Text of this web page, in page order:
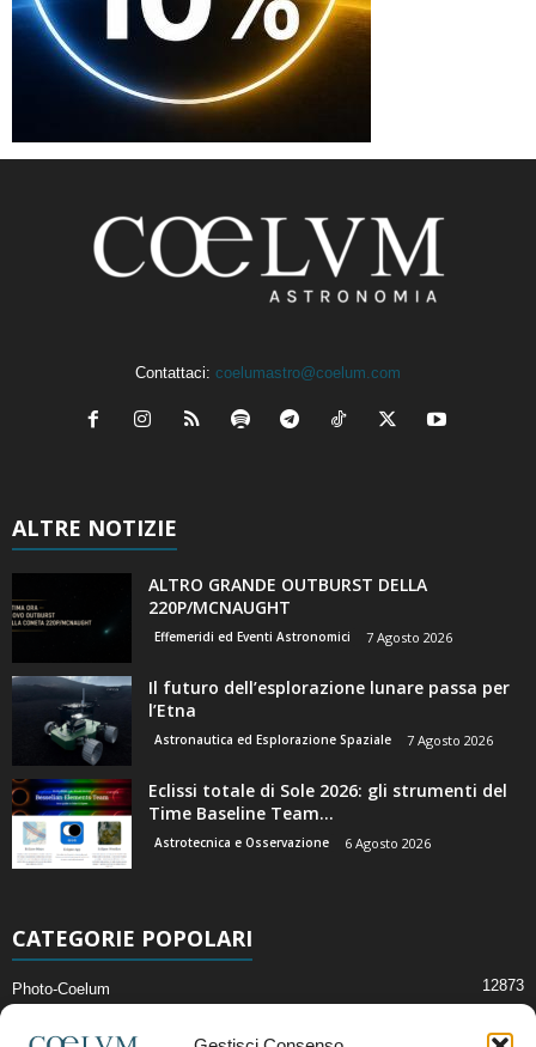
Contattaci: coelumastro@coelum.com
ALTRE NOTIZIE
ALTRO GRANDE OUTBURST DELLA
220P/MCNAUGHT
Effemeridi ed Eventi Astronomici 7 Agosto 2026
Il futuro dell’esplorazione lunare passa per
l’Etna
Astronautica ed Esplorazione Spaziale 7 Agosto 2026
Eclissi totale di Sole 2026: gli strumenti del
Time Baseline Team...
Astrotecnica e Osservazione 6 Agosto 2026
CATEGORIE POPOLARI
Photo-Coelum 12873